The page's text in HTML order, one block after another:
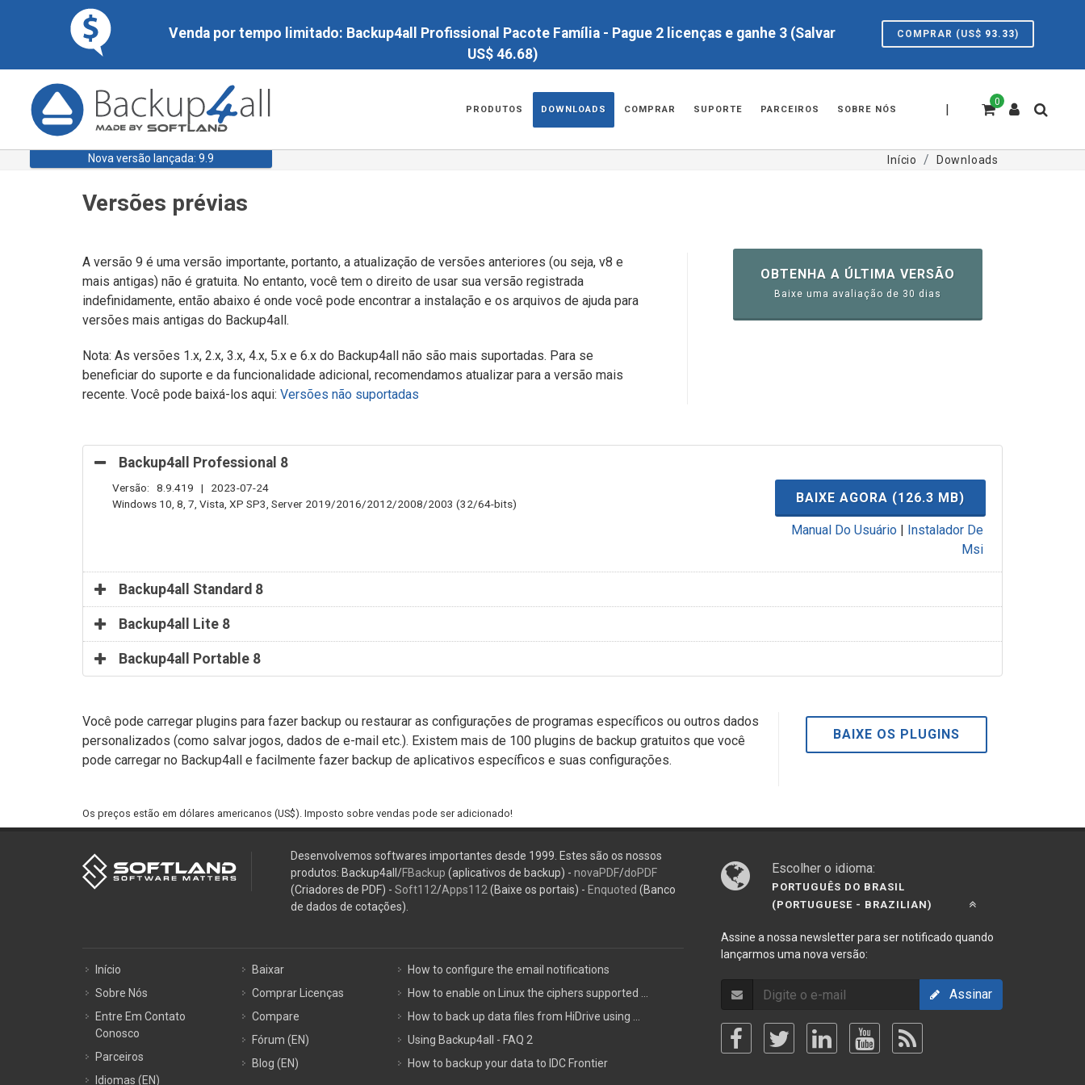
Venda por tempo limitado: Backup4all Profissional Pacote Família - Pague 2 licenças e ganhe 3 (Salvar
US$ 46.68)
COMPRAR (US$ 93.33)
0
|
PRODUTOS DOWNLOADS COMPRAR SUPORTE PARCEIROS SOBRE NÓS
Nova versão lançada: 9.9 Início Downloads
Versões prévias
A versão 9 é uma versão importante, portanto, a atualização de versões anteriores (ou seja, v8 e
mais antigas) não é gratuita. No entanto, você tem o direito de usar sua versão registrada
indefinidamente, então abaixo é onde você pode encontrar a instalação e os arquivos de ajuda para
versões mais antigas do Backup4all.
Nota: As versões 1.x, 2.x, 3.x, 4.x, 5.x e 6.x do Backup4all não são mais suportadas. Para se
beneficiar do suporte e da funcionalidade adicional, recomendamos atualizar para a versão mais
recente. Você pode baixá-los aqui: Versões não suportadas
OBTENHA A ÚLTIMA VERSÃO
Baixe uma avaliação de 30 dias
Backup4all Professional 8
Versão: 8.9.419 | 2023-07-24
Windows 10, 8, 7, Vista, XP SP3, Server 2019/2016/2012/2008/2003 (32/64-bits)
BAIXE AGORA (126.3 MB)
Manual Do Usuário | Instalador De
Msi
Backup4all Standard 8
Backup4all Lite 8
Backup4all Portable 8
Você pode carregar plugins para fazer backup ou restaurar as configurações de programas específicos ou outros dados
personalizados (como salvar jogos, dados de e-mail etc.). Existem mais de 100 plugins de backup gratuitos que você
pode carregar no Backup4all e facilmente fazer backup de aplicativos específicos e suas configurações.
BAIXE OS PLUGINS
Os preços estão em dólares americanos (US$). Imposto sobre vendas pode ser adicionado!
Desenvolvemos softwares importantes desde 1999. Estes são os nossos
produtos: Backup4all/FBackup (aplicativos de backup) -novaPDF/doPDF
(Criadores de PDF) -Soft112/Apps112 (Baixe os portais) - Enquoted (Banco
de dados de cotações).
Início
Sobre Nós
Entre Em Contato
Conosco
Parceiros
Idiomas (EN)
Baixar
Comprar Licenças
Compare
Fórum (EN)
Blog (EN)
How to configure the email notifications
How to enable on Linux the ciphers supported ...
How to back up data files from HiDrive using ...
Using Backup4all - FAQ 2
How to backup your data to IDC Frontier
Escolher o idioma:
PORTUGUÊS DO BRASIL
(PORTUGUESE - BRAZILIAN)
Assine a nossa newsletter para ser notificado quando
lançarmos uma nova versão:
Assinar